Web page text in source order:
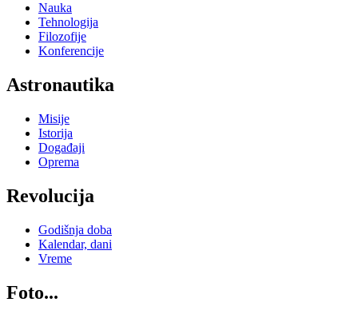
Nauka
Tehnologija
Filozofije
Konferencije
Astronautika
Misije
Istorija
Događaji
Oprema
Revolucija
Godišnja doba
Kalendar, dani
Vreme
Foto...